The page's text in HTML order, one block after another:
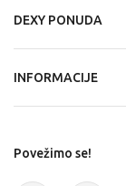
DEXY PONUDA
INFORMACIJE
Povežimo se!